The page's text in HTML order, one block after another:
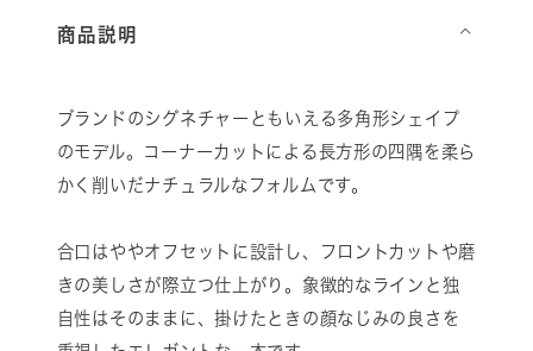
商品説明 ⌵
ブランドのシグネチャーともいえる多角形シェイプ
のモデル。コーナーカットによる長方形の四隅を柔ら
かく削いだナチュラルなフォルムです。
合口はややオフセットに設計し、フロントカットや磨
きの美しさが際立つ仕上がり。象徴的なラインと独
自性はそのままに、掛けたときの顔なじみの良さを